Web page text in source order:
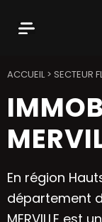
ACCUEIL> SECTEUR
En région
département